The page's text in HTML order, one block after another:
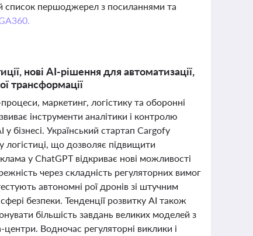
список першоджерел з посиланнями та
нові AI-рішення для автоматизації,
трансформації
маркетинг, логістику та оборонні
інструменти аналітики і контролю
бізнесі. Український стартап Cargofy
логістиці, що дозволяє підвищити
у ChatGPT відкриває нові можливості
через складність регуляторних вимог
автономні рої дронів зі штучним
безпеки. Тенденції розвитку AI також
більшість завдань великих моделей з
центри. Водночас регуляторні виклики і